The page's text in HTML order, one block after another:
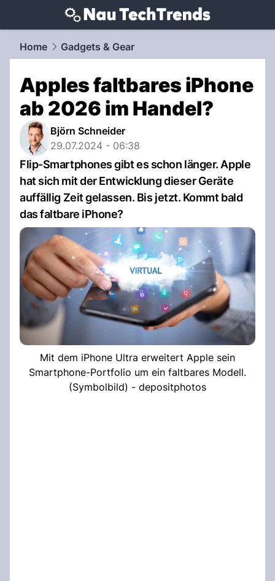
techtrends.NAU.ch
Home Gadgets & Gear
Apples faltbares iPhone
ab 2026 im Handel?
Björn Schneider
29.07.2024 - 06:38
Flip-Smartphones gibt es schon länger. Apple
hat sich mit der Entwicklung dieser Geräte
auffällig Zeit gelassen. Bis jetzt. Kommt bald
das faltbare iPhone?
Mit dem iPhone Ultra erweitert Apple sein
Smartphone-Portfolio um ein faltbares Modell.
(Symbolbild) - depositphotos